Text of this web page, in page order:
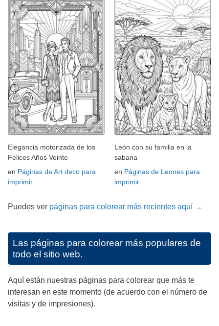
Elegancia motorizada de los
Felices Años Veinte
en Páginas de Art deco para
imprimir
León con su familia en la
sabana
en Páginas de Leones para
imprimir
Puedes ver páginas para colorear más recientes aquí →
Las páginas para colorear más populares de
todo el sitio web.
Aquí están nuestras páginas para colorear que más te
interesan en este momento (de acuerdo con el número de
visitas y de impresiones).